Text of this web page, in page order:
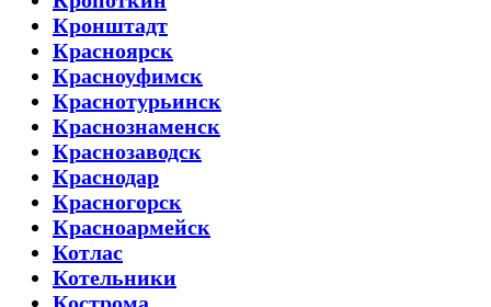
Кронштадт
Красноярск
Красноуфимск
Краснотурьинск
Краснознаменск
Краснозаводск
Краснодар
Красногорск
Красноармейск
Котлас
Котельники